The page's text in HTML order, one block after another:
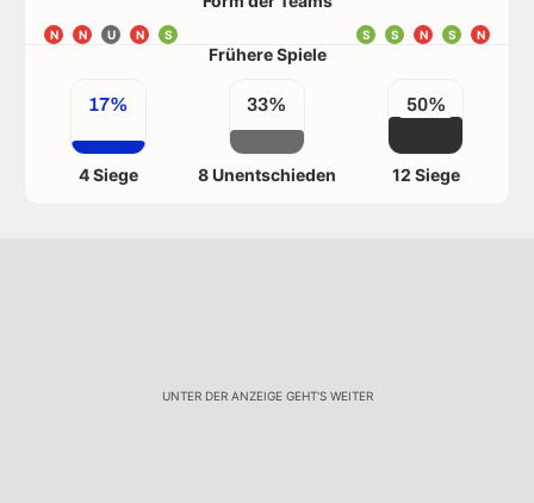
N N U N S N
S
N
S
S
Frühere Spiele
17%
4 Siege
33%
8 Unentschieden
50%
12 Siege
UNTER DER ANZEIGE GEHT'S WEITER